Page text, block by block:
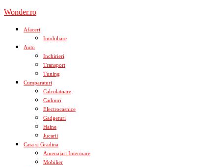
Skip
content
Wonder.ro
Afaceri
Imobiliare
Auto
Inchirieri
Transport
Tuning
Cumparaturi
Calculatoare
Cadouri
Electrocasnice
Gadgeturi
Haine
Jucarii
Casa si Gradina
Amenajari Interioare
Mobilier